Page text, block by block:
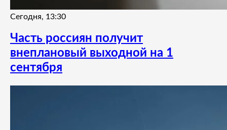
Сегодня, 13:30
Часть россиян получит
внеплановый выходной на 1
сентября